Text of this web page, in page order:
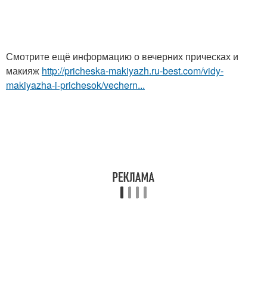
Смотрите ещё информацию о вечерних прическах и
макияж http://pricheska-makiyazh.ru-best.com/vidy-
makiyazha-i-prichesok/vechern...